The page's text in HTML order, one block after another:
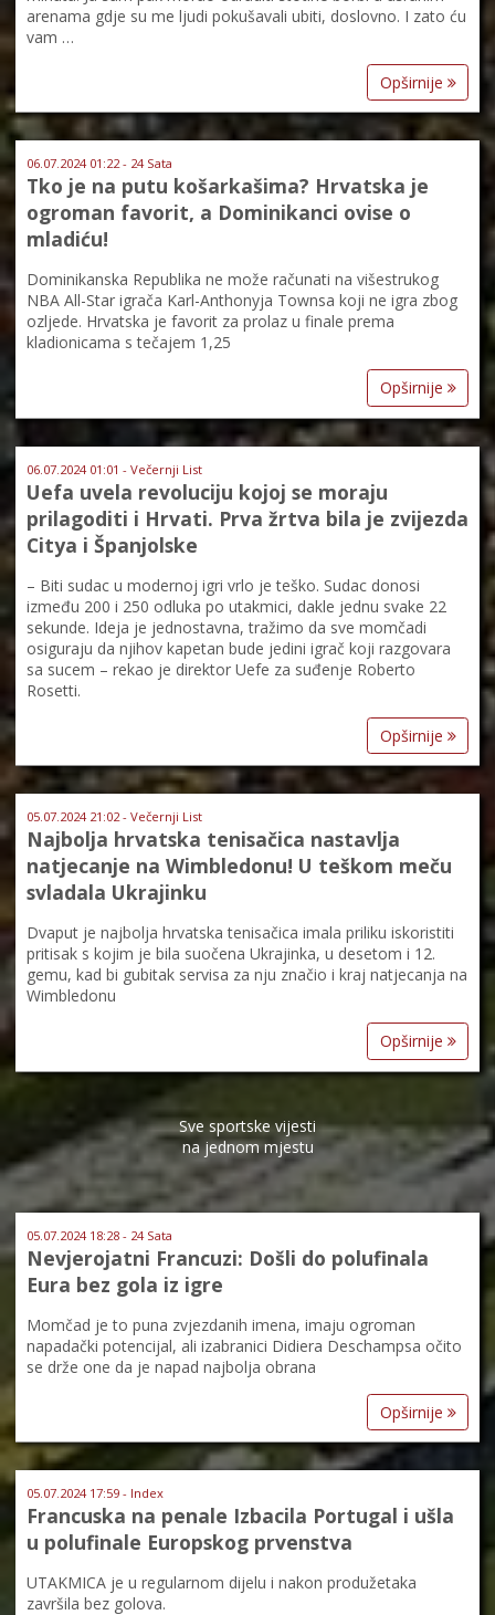
arenama gdje su me ljudi pokušavali ubiti, doslovno. I zato ću
vam …
Opširnije
06.07.2024 01:22 - 24 Sata
Tko je na putu košarkašima? Hrvatska je
ogroman favorit, a Dominikanci ovise o
mladiću!
Dominikanska Republika ne može računati na višestrukog
NBA All-Star igrača Karl-Anthonyja Townsa koji ne igra zbog
ozljede. Hrvatska je favorit za prolaz u finale prema
kladionicama s tečajem 1,25
Opširnije
06.07.2024 01:01 - Večernji List
Uefa uvela revoluciju kojoj se moraju
prilagoditi i Hrvati. Prva žrtva bila je zvijezda
Citya i Španjolske
– Biti sudac u modernoj igri vrlo je teško. Sudac donosi
između 200 i 250 odluka po utakmici, dakle jednu svake 22
sekunde. Ideja je jednostavna, tražimo da sve momčadi
osiguraju da njihov kapetan bude jedini igrač koji razgovara
sa sucem – rekao je direktor Uefe za suđenje Roberto
Rosetti.
Opširnije
05.07.2024 21:02 - Večernji List
Najbolja hrvatska tenisačica nastavlja
natjecanje na Wimbledonu! U teškom meču
svladala Ukrajinku
Dvaput je najbolja hrvatska tenisačica imala priliku iskoristiti
pritisak s kojim je bila suočena Ukrajinka, u desetom i 12.
gemu, kad bi gubitak servisa za nju značio i kraj natjecanja na
Wimbledonu
Opširnije
Sve sportske vijesti
na jednom mjestu
05.07.2024 18:28 - 24 Sata
Nevjerojatni Francuzi: Došli do polufinala
Eura bez gola iz igre
Momčad je to puna zvjezdanih imena, imaju ogroman
napadački potencijal, ali izabranici Didiera Deschampsa očito
se drže one da je napad najbolja obrana
Opširnije
05.07.2024 17:59 - Index
Francuska na penale Izbacila Portugal i ušla
u polufinale Europskog prvenstva
UTAKMICA je u regularnom dijelu i nakon produžetaka
završila bez golova.